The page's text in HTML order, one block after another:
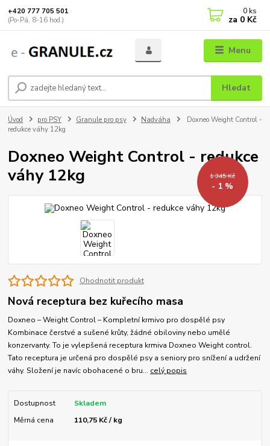
Menu
Hledat
+420 777 705 501
(Po-Pá, 8-16 hod.)
0 ks
za 0 Kč
Úvod pro PSY Granule pro psy Nadváha
Doxneo Weight Control -
redukce váhy 12kg
Doxneo Weight Control - redukce
váhy 12kg
1 345 Kč
- 1 %
Ohodnotit produkt
Nová receptura bez kuřecího masa
Doxneo – Weight Control – Kompletní krmivo pro dospělé psy
Kombinace čerstvé a sušené krůty, žádné obiloviny nebo umělé
konzervanty. To je vylepšená receptura krmiva Doxneo Weight control.
Tato receptura je určená pro dospělé psy a seniory pro snížení a udržení
váhy. Složení je navíc obohacené o bru... celý popis
Dostupnost
Skladem
Měrná cena
110,75 Kč / kg